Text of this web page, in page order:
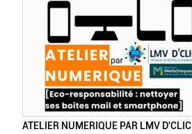
ATELIER NUMERIQUE PAR LMV D'CLIC